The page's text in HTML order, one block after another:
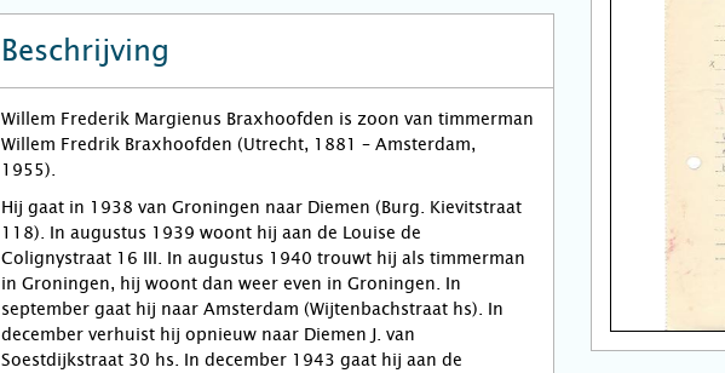
Beschrijving
Willem Frederik Margienus Braxhoofden is zoon van timmerman
Willem Fredrik Braxhoofden (Utrecht, 1881 – Amsterdam,
1955).
Hij gaat in 1938 van Groningen naar Diemen (Burg. Kievitstraat
118). In augustus 1939 woont hij aan de Louise de
Colignystraat 16 III. In augustus 1940 trouwt hij als timmerman
in Groningen, hij woont dan weer even in Groningen. In
september gaat hij naar Amsterdam (Wijtenbachstraat hs). In
december verhuist hij opnieuw naar Diemen J. van
Soestdijkstraat 30 hs. In december 1943 gaat hij aan de